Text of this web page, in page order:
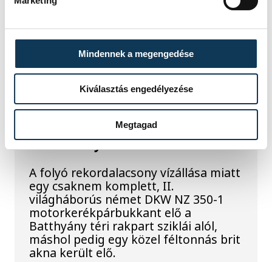
Mindennek a megengedése
Kiválasztás engedélyezése
Megtagad
Hatalmas meglepetésként értékelték
az elemzők a júliusi, 1,2 százalékos
inflációs adatot.
Sorra kerülnek elő
világháborús leletek az
alacsony Dunából
A folyó rekordalacsony vízállása miatt
egy csaknem komplett, II.
világháborús német DKW NZ 350-1
motorkerékpárbukkant elő a
Batthyány téri rakpart sziklái alól,
máshol pedig egy közel féltonnás brit
akna került elő.